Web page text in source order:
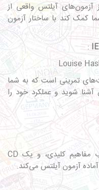
آیلتس واقعی از
کمک کند با ساختار آزمون
:
تمرینی است که به شما
شوید و عملکرد خود را
این بسته شامل کتاب‌های تست، کتاب مفاهیم کلیدی، و یک CD
آزمون آیلتس می‌کند.